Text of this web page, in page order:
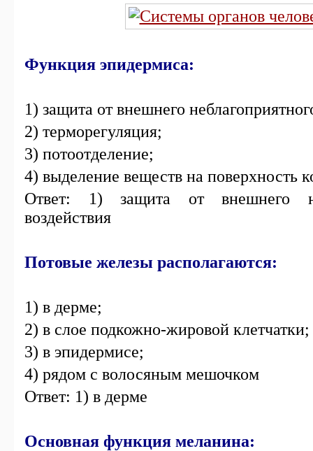
Функция эпидермиса:
1) защита от внешнего
2) терморегуляция;
3) потоотделение;
4) выделение веществ на поверхность
Ответ: 1) защита от внешнего
воздействия
Потовые железы располагаются:
1) в дерме;
2) в слое подкожно-жировой клетчатки;
3) в эпидермисе;
4) рядом с волосяным мешочком
Ответ: 1) в дерме
Основная функция меланина: